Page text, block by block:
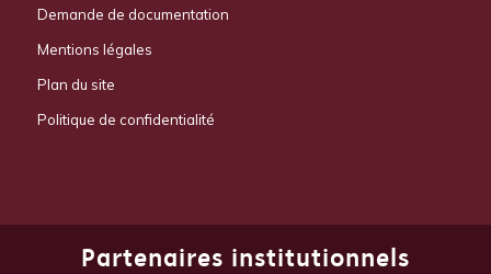
Demande de documentation
Mentions légales
Plan du site
Politique de confidentialité
Partenaires institutionnels